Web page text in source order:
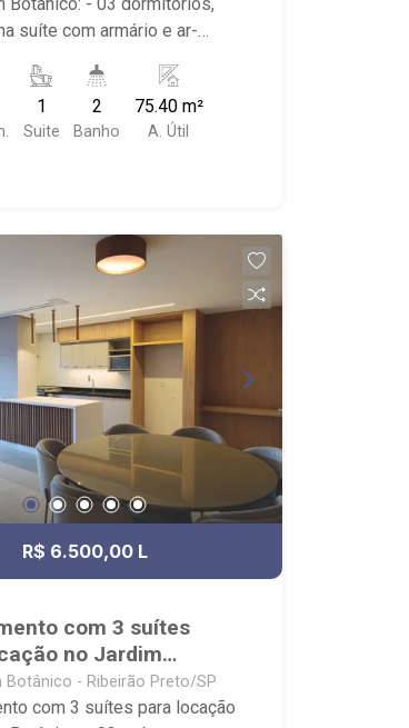
suíte com armário e ar-
- Área de Serviço; -
Portaria 24hrs, Piscina
Sauna, Campo de
Styles Ribeirão Preto
Famosa Pizza e
1
Suite
2
Banho
75.40 m²
A. Útil
R$ 6.500,00 L
com 3 suítes
no Jardim
Botânico - Ribeirão Preto/SP
com 3 suítes para locação